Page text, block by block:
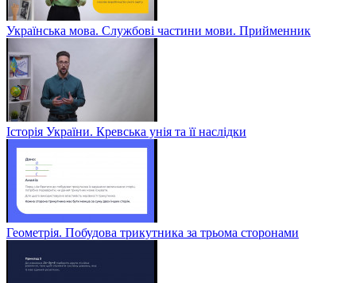
Українська мова. Службові частини мови. Прийменник
Історія України. Кревська унія та її наслідки
Геометрія. Побудова трикутника за трьома сторонами